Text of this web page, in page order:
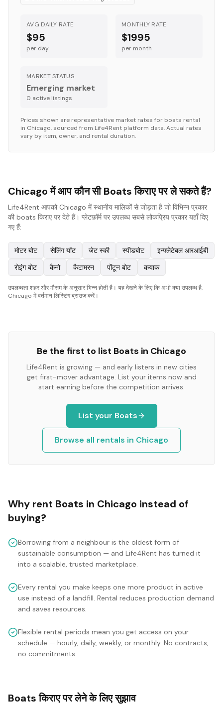
AVG DAILY RATE
$95
per day
MONTHLY RATE
$1995
per month
MARKET STATUS
Emerging market
0 active listings
Prices shown are representative market rates for boats rental
in Chicago, sourced from Life4Rent platform data. Actual rates
vary by item, owner, and rental duration.
Chicago में आप कौन सी Boats किराए पर ले सकते हैं?
Life4Rent आपको Chicago में स्थानीय मालिकों से जोड़ता है जो विभिन्न प्रकार
की boats किराए पर देते हैं। प्लेटफ़ॉर्म पर उपलब्ध सबसे लोकप्रिय प्रकार यहाँ दिए
गए हैं:
मोटर बोट सेलिंग यॉट जेट स्की स्पीडबोट
इन्फ्लेटेबल आरआईबी
रोइंग बोट
कैनो कैटामरन पोंटून बोट कयाक
उपलब्धता शहर और मौसम के अनुसार भिन्न होती है। यह देखने के लिए कि अभी क्या उपलब्ध है,
Chicago में वर्तमान लिस्टिंग ब्राउज़ करें।
Be the first to list Boats in Chicago
Life4Rent is growing — and early listers in new cities
get first-mover advantage. List your items now and
start earning before the competition arrives.
List your Boats
Browse all rentals in Chicago
Why rent Boats in Chicago instead of
buying?
Borrowing from a neighbour is the oldest form of
sustainable consumption — and Life4Rent has turned it
into a scalable, trusted marketplace.
Every rental you make keeps one more product in active
use instead of a landfill. Rental reduces production demand
and saves resources.
Flexible rental periods mean you get access on your
schedule — hourly, daily, weekly, or monthly. No contracts,
no commitments.
Boats किराए पर लेने के लिए सुझाव